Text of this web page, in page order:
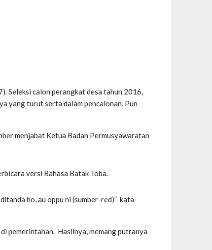
Seleksi calon perangkat desa tahun 2016,
yang turut serta dalam pencalonan. Pun
menjabat Ketua Badan Permusyawaratan
versi Bahasa Batak Toba.
ho, au oppu ni (sumber-red)” kata
pemerintahan. Hasilnya, memang putranya